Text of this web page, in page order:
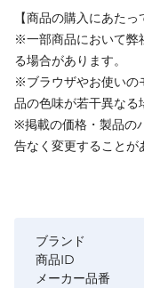
【商品の購入にあたっ
※一部商品において弊
る場合があります。
※ブラウザやお使いの
品の色味が若干異なる
※掲載の価格・製品の
告なく変更することが
ブランド
商品ID
メーカー品番